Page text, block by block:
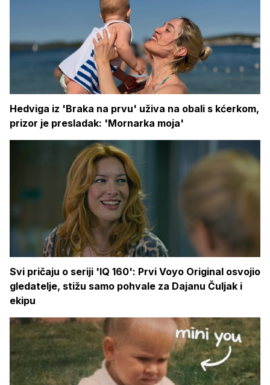
Hedviga iz 'Braka na prvu' uživa na obali s kćerkom,
prizor je presladak: 'Mornarka moja'
Svi pričaju o seriji 'IQ 160': Prvi Voyo Original osvojio
gledatelje, stižu samo pohvale za Dajanu Čuljak i
ekipu